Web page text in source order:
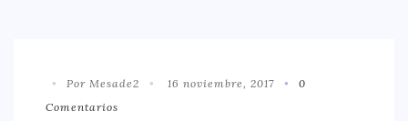
DISTRITO RETIRO
Por Mesade2 16 noviembre, 2017
0
Comentarios